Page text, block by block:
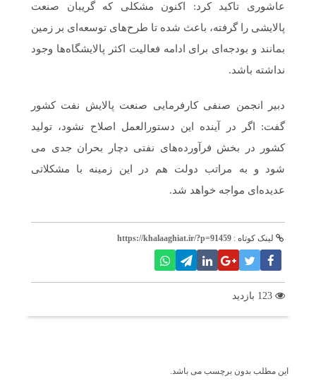
عاشوری تاکید کرد: اکنون مشکلی که گریبان صنعت
پالایشی را گرفته، باعث شده تا طرح‌های توسعه‌ای بر زمین
بمانند و بودجه‌ای برای ادامه فعالیت اکثر پالایشگاه‌ها وجود
نداشته باشد.
دبیر انجمن صنفی کارفرمایی صنعت پالایش نفت کشور
گفت: اگر در آینده این دستورالعمل اصلاح نشود، تولید
کشور در بخش فرآورده‌های نفتی دچار بحران جدی می
شود و به مراتب دولت هم در این زمینه با مشکلاتی
عدیده‌ای مواجه خواهد شد.
لینک کوتاه : https://khalaaghiat.ir/?p=91459
این مطلب بدون برچسب می باشد.